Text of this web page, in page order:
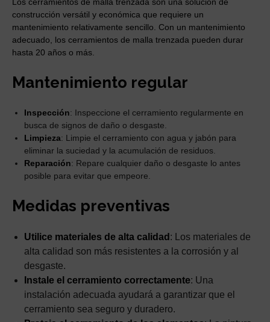
construcción versátil y económica que requiere un
mantenimiento relativamente sencillo. Con un mantenimiento
adecuado, los cerramientos de malla trenzada pueden durar
hasta 20 años o más.
Mantenimiento regular
Inspección: Inspeccione el cerramiento regularmente en
busca de signos de daño o desgaste.
Limpieza: Limpie el cerramiento con agua y jabón para
eliminar la suciedad y la acumulación de residuos.
Reparación: Repare cualquier daño o desgaste lo antes
posible para evitar que empeore.
Medidas preventivas
Utilice materiales de alta calidad : Los materiales de
alta calidad son más resistentes a la corrosión y al
desgaste.
Instale el cerramiento correctamente: Una
instalación adecuada ayudará a garantizar que el
cerramiento sea seguro y duradero.